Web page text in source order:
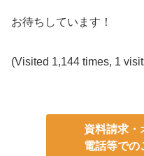
お待ちしています！
(Visited 1,144 times, 1
資料請求・
電話等での